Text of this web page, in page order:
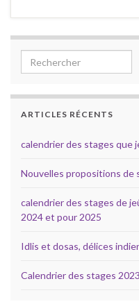
Search for:
ARTICLES RÉCENTS
calendrier des stages que
Nouvelles propositions de
calendrier des stages de
2024 et pour 2025
Idlis et dosas, délices
Calendrier des stages 2023